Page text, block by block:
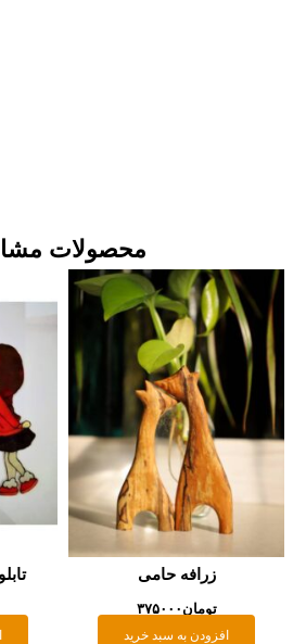
محصولات
زرافه حامی
تومان۳۷۵۰۰۰
افزودن به سبد خرید